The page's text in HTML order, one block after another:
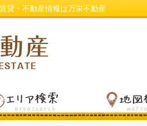
貸・不動産情報は万栄不動産